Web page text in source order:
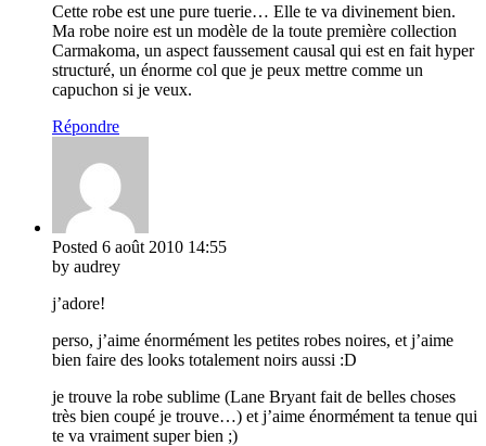
Cette robe est une pure tuerie… Elle te va divinement bien.
Ma robe noire est un modèle de la toute première collection
Carmakoma, un aspect faussement causal qui est en fait hyper
structuré, un énorme col que je peux mettre comme un
capuchon si je veux.
Répondre
Posted 6 août 2010 14:55
by audrey
j’adore!
perso, j’aime énormément les petites robes noires, et j’aime
bien faire des looks totalement noirs aussi :D
je trouve la robe sublime (Lane Bryant fait de belles choses
très bien coupé je trouve…) et j’aime énormément ta tenue qui
te va vraiment super bien ;)